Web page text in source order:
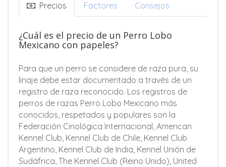
Precios Factores Consejos
¿Cuál es el precio de un Perro Lobo
Mexicano con papeles?
Para que un perro se considere de raza pura, su
linaje debe estar documentado a través de un
registro de raza reconocido. Los registros de
perros de razas Perro Lobo Mexicano más
conocidos, respetados y populares son la
Federación Cinológica Internacional, American
Kennel Club, Kennel Club de Chile, Kennel Club
Argentino, Kennel Club de India, Kennel Unión de
Sudáfrica, The Kennel Club (Reino Unido), United